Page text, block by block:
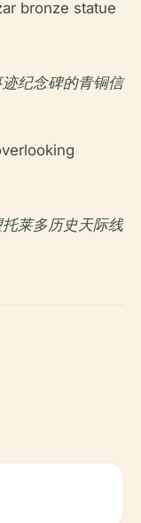
纪念碑的青铜信
莱多历史天际线